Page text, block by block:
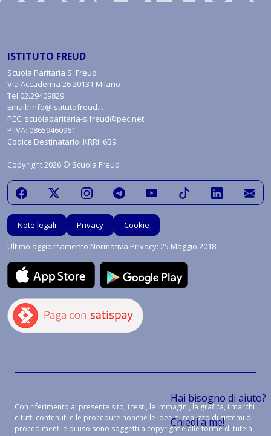
Hai bisogno di aiuto?
Chiedi a me!
ISTITUTO FREUD
Scuola Paritaria S. Freud
Via Accademia 26 20131 Milano
Tel 02.29409829
Email: info@istitutofreud.it
PEC: scuolaparitaria-s.freud@pec.net
P.IVA: 08659460961
Codice Destinatario: KRRH6B9
Copyright 2026 © Scuola Freud
Note legali Privacy
Cookie
Ultimo aggiornamento Normativa Privacy: 25 Maggio 2018
Con riferimento al presente sito, i testi, le immagini, la grafica, i marchi
e tutti contenuti e le procedure nonché le idee di realizzo di sistemi di
procedimenti e di uso sono soggetti a copyright e alle forme di tutela